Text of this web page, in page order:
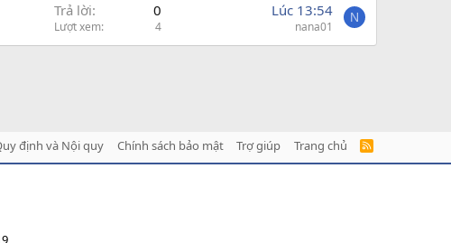
Trả lời 0
Lượt xem 4
Lúc 13:54
nana01
N
định và Nội quy Chính sách bảo mật Trợ giúp Trang chủ
R